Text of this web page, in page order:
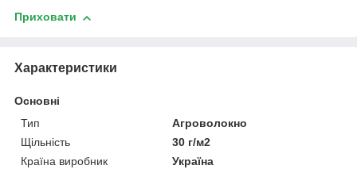
Приховати
Характеристики
Основні
Тип
Агроволокно
Щільність
30 г/м2
Країна виробник
Україна